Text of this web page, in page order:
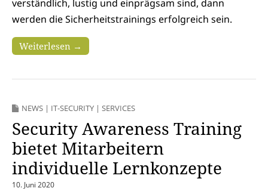
verständlich, lustig und einprägsam sind, dann
werden die Sicherheitstrainings erfolgreich sein.
Weiterlesen →
NEWS | IT-SECURITY | SERVICES
Security Awareness Training
bietet Mitarbeitern
individuelle Lernkonzepte
10. Juni 2020